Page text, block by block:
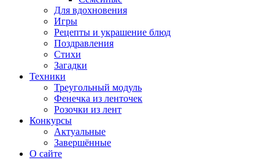
Для вдохновения
Игры
Рецепты и украшение блюд
Поздравления
Стихи
Загадки
Техники
Треугольный модуль
Фенечка из ленточек
Розочки из лент
Конкурсы
Актуальные
Завершённые
О сайте